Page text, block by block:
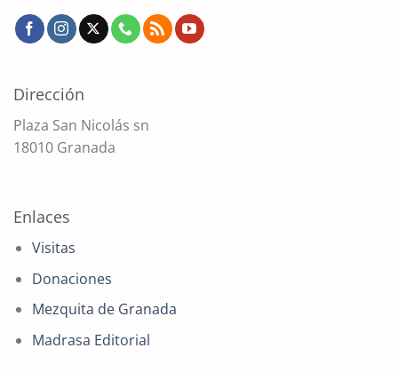
Dirección
Plaza San Nicolás sn
18010 Granada
Enlaces
Visitas
Donaciones
Mezquita de Granada
Madrasa Editorial